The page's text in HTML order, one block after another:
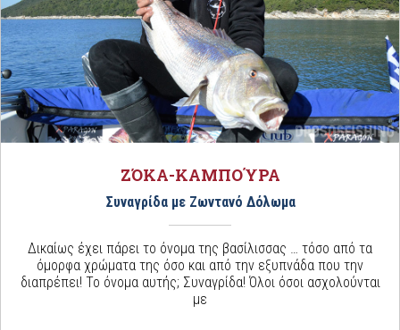
ΖΌΚΑ-ΚΑΜΠΟΎΡΑ
Συναγρίδα με Ζωντανό Δόλωμα
Δικαίως έχει πάρει το όνομα της βασίλισσας … τόσο από τα
όμορφα χρώματα της όσο και από την εξυπνάδα που την
διαπρέπει! Το όνομα αυτής; Συναγρίδα! Όλοι όσοι ασχολούνται
με